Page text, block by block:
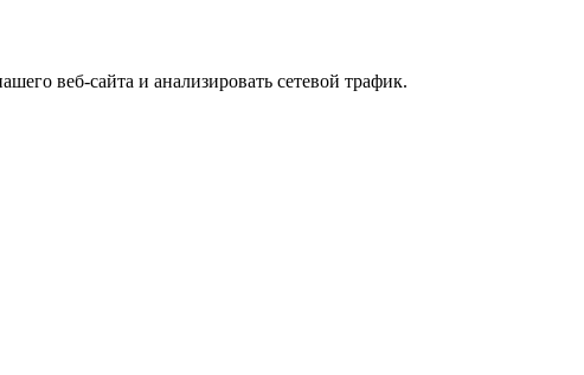
веб-сайта и анализировать сетевой трафик.